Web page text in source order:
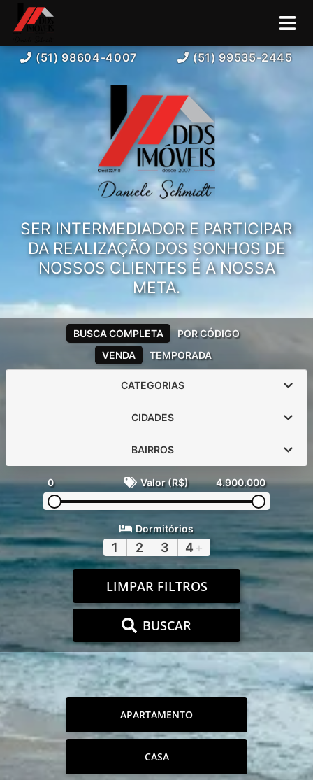
(51) 98604-4007 (51) 99535-2445
SER INTERMEDIADOR E PARTICIPAR
DA REALIZAÇÃO DOS SONHOS DE
NOSSOS CLIENTES É A NOSSA
META.
VENDA TEMPORADA
BUSCA COMPLETA POR CÓDIGO
CATEGORIAS
CIDADES
BAIRROS
0 Valor (R$) 4.900.000
Dormitórios
1 2 3 4 +
LIMPAR FILTROS
BUSCAR
APARTAMENTO
CASA